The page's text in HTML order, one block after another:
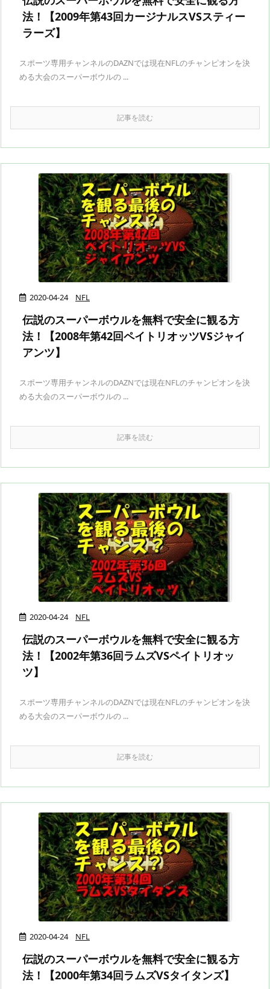
法！【2009年第43回カージナルスVSスティー
ラーズ】
スポーツ専用チャンネルのDAZNでは現在NFLのチャンピオンを決
める大会のスーパーボウルの ...
記事を読む
2020-04-24 NFL
伝説のスーパーボウルを無料で安全に観る方
法！【2008年第42回ペイトリオッツVSジャイ
アンツ】
スポーツ専用チャンネルのDAZNでは現在NFLのチャンピオンを決
める大会のスーパーボウルの ...
記事を読む
2020-04-24 NFL
伝説のスーパーボウルを無料で安全に観る方
法！【2002年第36回ラムズVSペイトリオッ
ツ】
スポーツ専用チャンネルのDAZNでは現在NFLのチャンピオンを決
める大会のスーパーボウルの ...
記事を読む
2020-04-24 NFL
伝説のスーパーボウルを無料で安全に観る方
法！【2000年第34回ラムズVSタイタンズ】